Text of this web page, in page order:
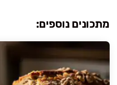
מתכונים נוספים: